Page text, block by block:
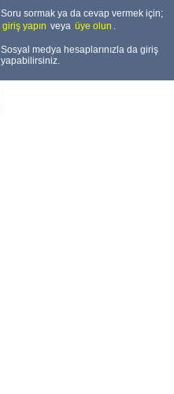
Soru sormak ya da cevap vermek için;
giriş yapın veya üye olun .
Sosyal medya hesaplarınızla da giriş
yapabilirsiniz.